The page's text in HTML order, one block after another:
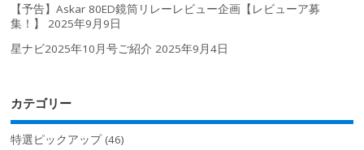
【予告】Askar 80ED鏡筒リレーレビュー企画【レビューア募
集！】
2025年9月9日
星ナビ2025年10月号ご紹介 2025年9月4日
カテゴリー
特選ピックアップ(46)